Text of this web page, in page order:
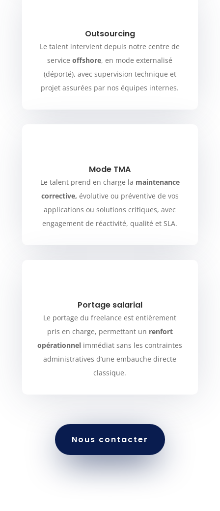
Outsourcing
Le talent intervient depuis notre centre de
serviceoffshore, en mode externalisé
(déporté), avec supervision technique et
projet assurées par nos équipes internes.
Mode TMA
Le talent prend en charge la maintenance
corrective, évolutive ou préventive de vos
applications ou solutions critiques, avec
engagement de réactivité, qualité et SLA.
Portage salarial
Le portage du freelance est entièrement
pris en charge, permettant un renfort
opérationnel immédiat sans les contraintes
administratives d’une embauche directe
classique.
Nous contacter